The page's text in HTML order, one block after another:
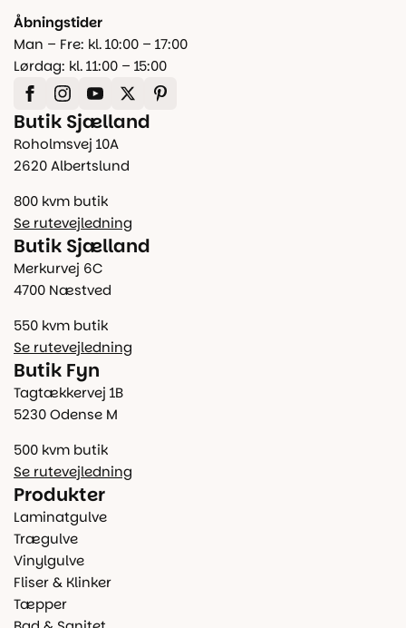
Åbningstider
Man – Fre: kl. 10:00 – 17:00
Lørdag: kl. 11:00 – 15:00
Butik Sjælland
Roholmsvej 10A
2620 Albertslund
800 kvm butik
Se rutevejledning
Butik Sjælland
Merkurvej 6C
4700 Næstved
550 kvm butik
Se rutevejledning
Butik Fyn
Tagtækkervej 1B
5230 Odense M
500 kvm butik
Se rutevejledning
Produkter
Laminatgulve
Trægulve
Vinylgulve
Fliser & Klinker
Tæpper